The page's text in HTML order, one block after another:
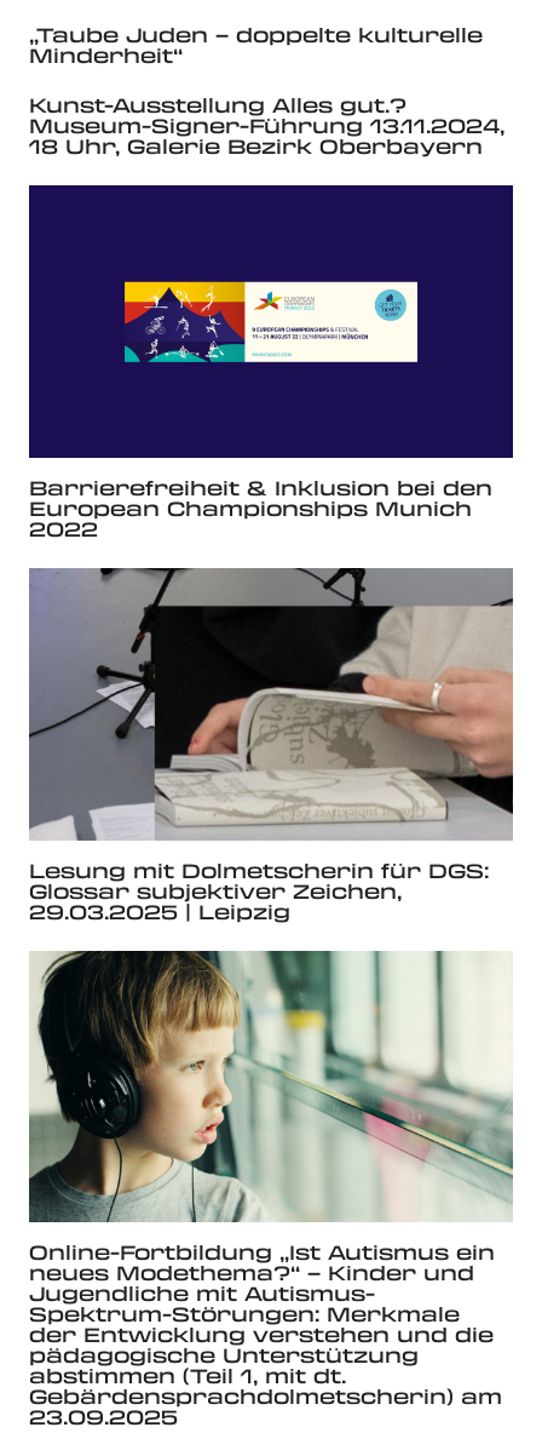
„Taube Juden – doppelte kulturelle
Minderheit“
Kunst-Ausstellung Alles gut.?
Museum-Signer-Führung 13.11.2024,
18 Uhr, Galerie Bezirk Oberbayern
Barrierefreiheit & Inklusion bei den
European Championships Munich
2022
Lesung mit Dolmetscherin für DGS:
Glossar subjektiver Zeichen,
29.03.2025 | Leipzig
Online-Fortbildung „Ist Autismus ein
neues Modethema?“ – Kinder und
Jugendliche mit Autismus-
Spektrum-Störungen: Merkmale
der Entwicklung verstehen und die
pädagogische Unterstützung
abstimmen (Teil 1, mit dt.
Gebärdensprachdolmetscherin) am
23.09.2025